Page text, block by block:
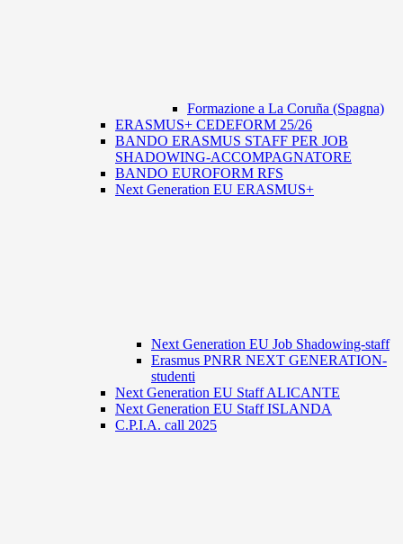
Formazione a La Coruña (Spagna)
ERASMUS+ CEDEFORM 25/26
BANDO ERASMUS STAFF PER JOB
SHADOWING-ACCOMPAGNATORE
BANDO EUROFORM RFS
Next Generation EU ERASMUS+
Next Generation EU Job Shadowing-staff
Erasmus PNRR NEXT GENERATION-
studenti
Next Generation EU Staff ALICANTE
Next Generation EU Staff ISLANDA
C.P.I.A. call 2025